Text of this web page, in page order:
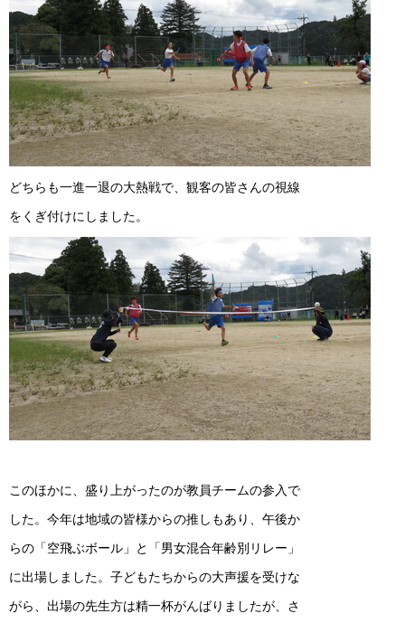
どちらも一進一退の大熱戦で、観客の皆さんの視線
をくぎ付けにしました。
このほかに、盛り上がったのが教員チームの参入で
した。今年は地域の皆様からの推しもあり、午後か
らの「空飛ぶボール」と「男女混合年齢別リレー」
に出場しました。子どもたちからの大声援を受けな
がら、出場の先生方は精一杯がんばりましたが、さ